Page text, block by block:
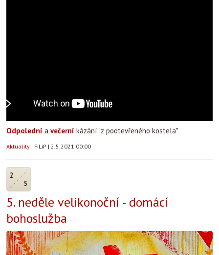
Odpolední a večerní kázání "z pootevřeného kostela"
Aktuality | FiLiP | 2.5.2021 00:00
2
5
5. neděle velikonoční - domácí
bohoslužba